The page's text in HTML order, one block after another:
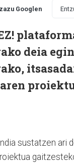
Googlen
deia
sustatzen ari